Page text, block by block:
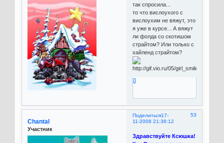
так спросила...
то что вислоухого с
вислоухим не вяжут, это
я уже в курсе... А вяжут
ли фолда со скотишом
страйтом? Или только с
хайленд страйтом?
0
Поделиться 53
17-
11-2008 21:36:12
Chantal
Участник
Здравствуйте Ксюшка!